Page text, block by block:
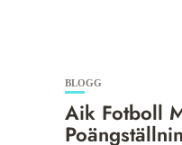
BLOGG
Aik Fotboll